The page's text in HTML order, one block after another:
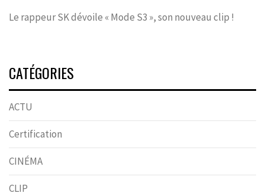
Le rappeur SK dévoile « Mode S3 », son nouveau clip !
CATÉGORIES
ACTU
Certification
CINÉMA
CLIP